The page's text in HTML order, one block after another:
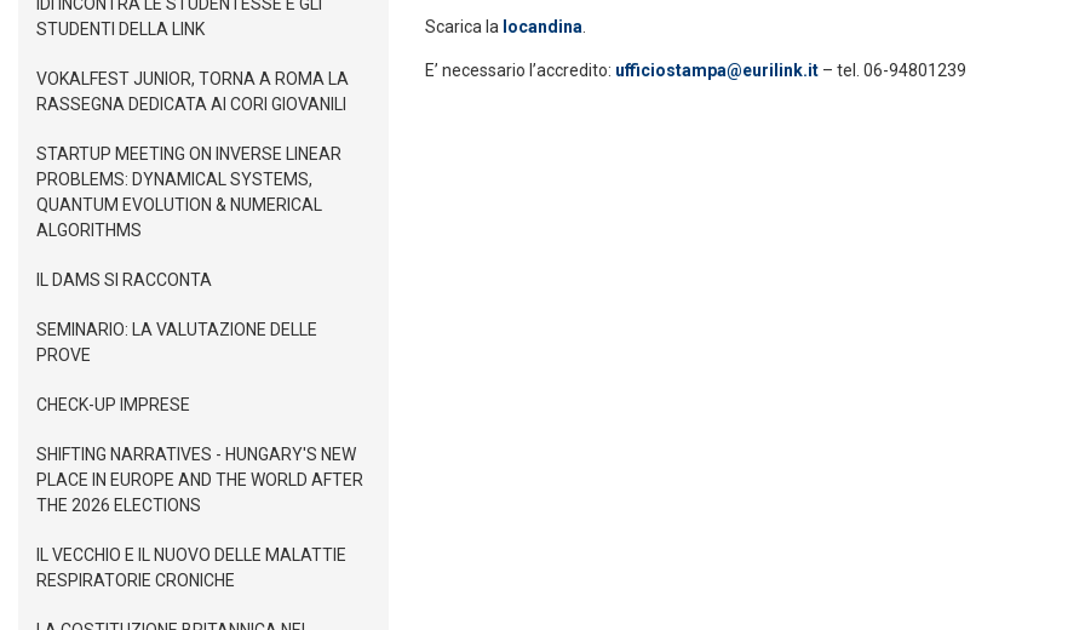
STUDENTI DELLA LINK
VOKALFEST JUNIOR, TORNA A ROMA LA
RASSEGNA DEDICATA AI CORI GIOVANILI
STARTUP MEETING ON INVERSE LINEAR
PROBLEMS: DYNAMICAL SYSTEMS,
QUANTUM EVOLUTION & NUMERICAL
ALGORITHMS
IL DAMS SI RACCONTA
SEMINARIO: LA VALUTAZIONE DELLE
PROVE
CHECK-UP IMPRESE
SHIFTING NARRATIVES - HUNGARY'S NEW
PLACE IN EUROPE AND THE WORLD AFTER
THE 2026 ELECTIONS
IL VECCHIO E IL NUOVO DELLE MALATTIE
RESPIRATORIE CRONICHE
Scarica la locandina
E’ necessario l’accredito: ufficiostampa@eurilink.it – tel. 06-94801239